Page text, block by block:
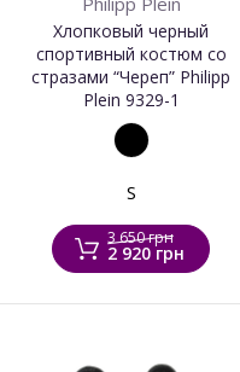
Хлопковый черный
спортивный костюм со
стразами “Череп” Philipp
Plein 9329-1
S
3 650 грн
2 920 грн